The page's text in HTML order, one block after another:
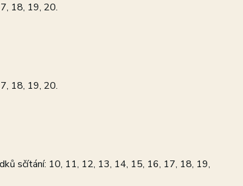
18, 19, 20.
18, 19, 20.
sčítání: 10, 11, 12, 13, 14, 15, 16, 17, 18, 19,